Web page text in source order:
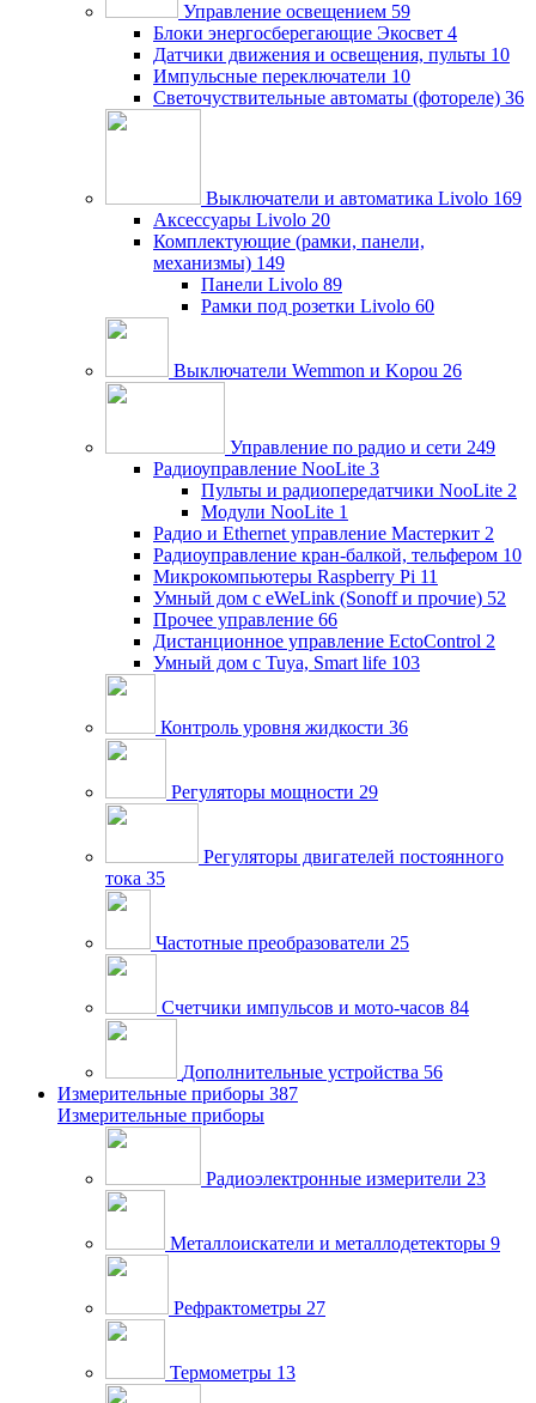
Управление освещением 59
Блоки энергосберегающие Экосвет 4
Датчики движения и освещения, пульты 10
Импульсные переключатели 10
Светочуствительные автоматы (фотореле) 36
Выключатели и автоматика Livolo 169
Аксессуары Livolo 20
Комплектующие (рамки, панели,
механизмы) 149
Панели Livolo 89
Рамки под розетки Livolo 60
Выключатели Wemmon и Kopou 26
Управление по радио и сети 249
Радиоуправление NooLite 3
Пульты и радиопередатчики NooLite 2
Модули NooLite 1
Радио и Ethernet управление Мастеркит 2
Радиоуправление кран-балкой, тельфером 10
Микрокомпьютеры Raspberry Pi 11
Умный дом c eWeLink (Sonoff и прочие) 52
Прочее управление 66
Дистанционное управление EctoControl 2
Умный дом с Tuya, Smart life 103
Контроль уровня жидкости 36
Регуляторы мощности 29
Регуляторы двигателей постоянного
тока 35
Частотные преобразователи 25
Счетчики импульсов и мото-часов 84
Дополнительные устройства 56
Измерительные приборы 387
Измерительные приборы
Радиоэлектронные измерители 23
Металлоискатели и металлодетекторы 9
Рефрактометры 27
Термометры 13